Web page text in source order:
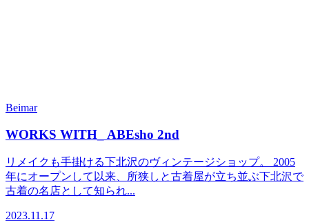
Beimar
WORKS WITH_ ABEsho 2nd
リメイクも手掛ける下北沢のヴィンテージショップ。 2005
年にオープンして以来、所狭しと古着屋が立ち並ぶ下北沢で
古着の名店として知られ...
2023.11.17